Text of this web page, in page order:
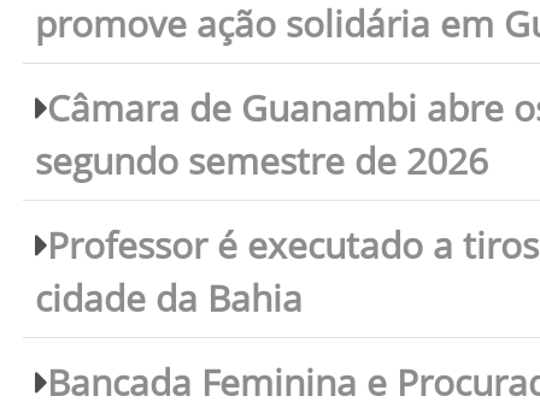
promove ação solidária em
Câmara de Guanambi abre
segundo semestre de 2026
Professor é executado a
cidade da Bahia
Bancada Feminina e